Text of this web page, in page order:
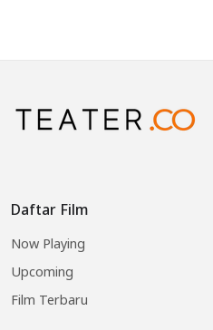
Daftar Film
Now Playing
Upcoming
Film Terbaru